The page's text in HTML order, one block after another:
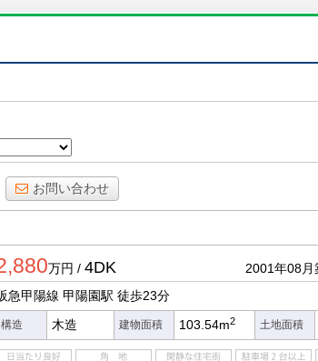
お問い合わせ
万円 / 4DK 2001年08月
急甲陽線 甲陽園駅 徒歩23分
構造 木造 建物面積 103.54m2 土地面積